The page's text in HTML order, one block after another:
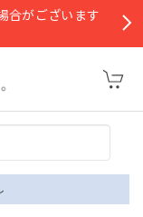
がございます